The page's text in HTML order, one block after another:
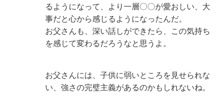
るようになって、より一層〇〇が愛おしい、大
事だと心から感じるようになったんだ。
お父さんも、深い話しができたら、この気持ち
を感じて変わるだろうなと思うよ。
お父さんには、子供に弱いところを見せられな
い、強さの完璧主義があるのかもしれないね。